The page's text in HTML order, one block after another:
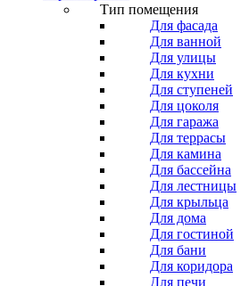
Тип помещения
Для фасада
Для ванной
Для улицы
Для кухни
Для ступеней
Для цоколя
Для гаража
Для террасы
Для камина
Для бассейна
Для лестницы
Для крыльца
Для дома
Для гостиной
Для бани
Для коридора
Для печи